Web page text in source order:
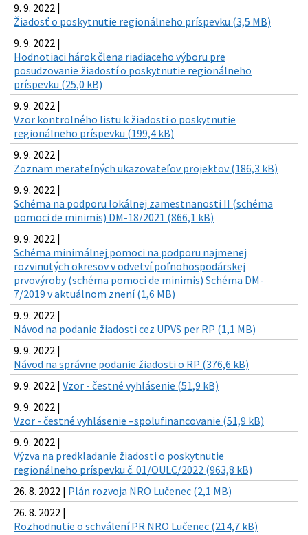
9. 9. 2022 |
Žiadosť o poskytnutie regionálneho príspevku (3,5 MB)
9. 9. 2022 |
Hodnotiaci hárok člena riadiaceho výboru pre
posudzovanie žiadostí o poskytnutie regionálneho
príspevku (25,0 kB)
9. 9. 2022 |
Vzor kontrolného listu k žiadosti o poskytnutie
regionálneho príspevku (199,4 kB)
9. 9. 2022 |
Zoznam merateľných ukazovateľov projektov (186,3 kB)
9. 9. 2022 |
Schéma na podporu lokálnej zamestnanosti II (schéma
pomoci de minimis) DM-18/2021 (866,1 kB)
9. 9. 2022 |
Schéma minimálnej pomoci na podporu najmenej
rozvinutých okresov v odvetví poľnohospodárskej
prvovýroby (schéma pomoci de minimis) Schéma DM-
7/2019 v aktuálnom znení (1,6 MB)
9. 9. 2022 |
Návod na podanie žiadosti cez UPVS per RP (1,1 MB)
9. 9. 2022 |
Návod na správne podanie žiadosti o RP (376,6 kB)
9. 9. 2022 | Vzor - čestné vyhlásenie (51,9 kB)
9. 9. 2022 |
Vzor - čestné vyhlásenie –spolufinancovanie (51,9 kB)
9. 9. 2022 |
Výzva na predkladanie žiadosti o poskytnutie
regionálneho príspevku č. 01/OULC/2022 (963,8 kB)
26. 8. 2022 | Plán rozvoja NRO Lučenec (2,1 MB)
26. 8. 2022 |
Rozhodnutie o schválení PR NRO Lučenec (214,7 kB)